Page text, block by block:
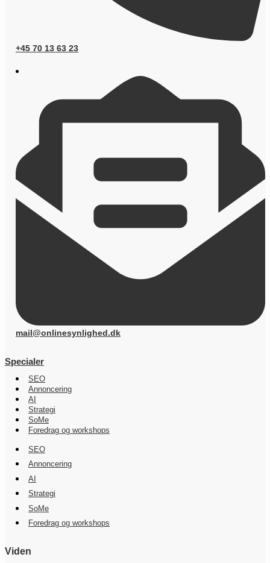
+45 70 13 63 23
mail@onlinesynlighed.dk
Specialer
SEO
Annoncering
AI
Strategi
SoMe
Foredrag og workshops
SEO
Annoncering
AI
Strategi
SoMe
Foredrag og workshops
Viden